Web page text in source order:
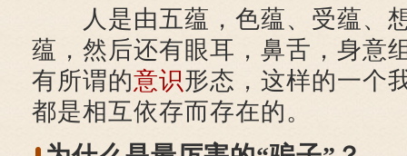
人是由五蕴，色蕴、受蕴、
蕴，然后还有眼耳，鼻舌，身意
有所谓的意识形态，这样的一个
都是相互依存而存在的。